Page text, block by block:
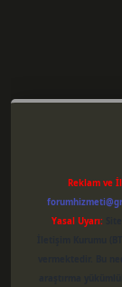
Reklam ve
Yasal Uyarı: